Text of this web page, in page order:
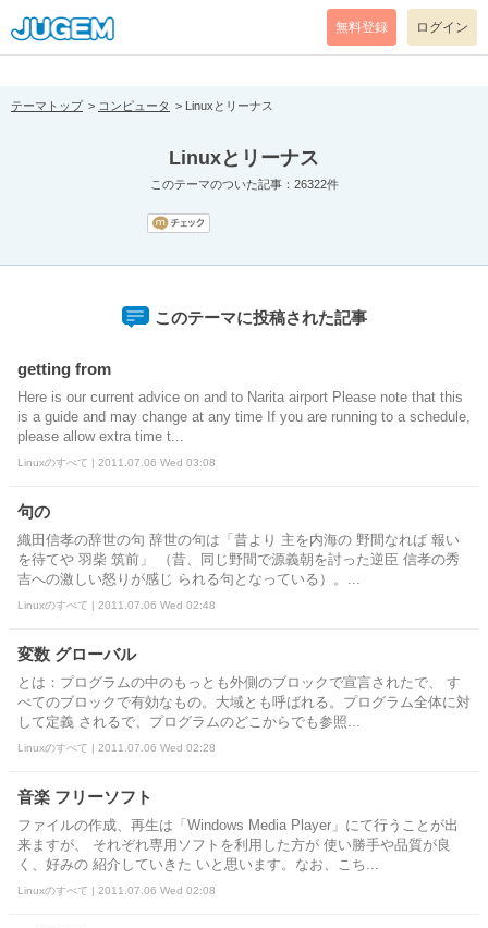
[pear_error: message="Success" code=0 mode=return level=notice
prefix="" info=""]
無料登録 ログイン
テーマトップ コンピュータ Linuxとリーナス
Linuxとリーナス
このテーマのついた記事：26322件
このテーマに投稿された記事
getting from
Here is our current advice on and to Narita airport Please note that this
is a guide and may change at any time If you are running to a schedule,
please allow extra time t...
Linuxのすべて | 2011.07.06 Wed 03:08
句の
織田信孝の辞世の句 辞世の句は「昔より 主を内海の 野間なれば 報い
を待てや 羽柴 筑前」 （昔、同じ野間で源義朝を討った逆臣 信孝の秀
吉への激しい怒りが感じ られる句となっている）。...
Linuxのすべて | 2011.07.06 Wed 02:48
変数 グローバル
とは：プログラムの中のもっとも外側のブロックで宣言されたで、 す
べてのブロックで有効なもの。大域とも呼ばれる。プログラム全体に対
して定義 されるで、プログラムのどこからでも参照...
Linuxのすべて | 2011.07.06 Wed 02:28
音楽 フリーソフト
ファイルの作成、再生は「Windows Media Player」にて行うことが出
来ますが、 それぞれ専用ソフトを利用した方が 使い勝手や品質が良
く、好みの 紹介していきた いと思います。なお、こち...
Linuxのすべて | 2011.07.06 Wed 02:08